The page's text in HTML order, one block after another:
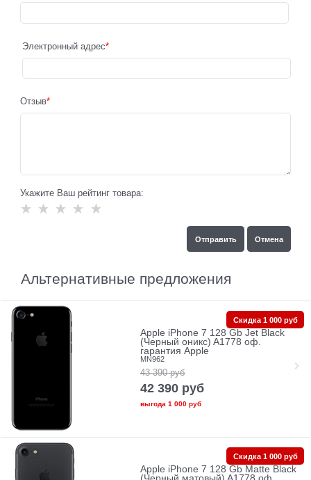
Электронный адрес
Отзыв
Укажите Ваш рейтинг товара:
Альтернативные предложения
Apple iPhone 7 128 Gb Jet Black
(Черный оникс) A1778 оф.
гарантия Apple
MN962
43 390 руб
42 390 руб
выгода 1 000 руб
Скидка 1 000 руб
Apple iPhone 7 128 Gb Matte Black
Скидка 1 000 руб